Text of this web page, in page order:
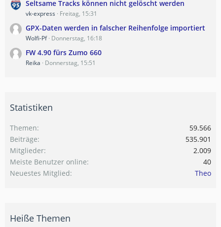
Seltsame Tracks können nicht gelöscht werden
vk-express Freitag, 15:31
GPX-Daten werden in falscher Reihenfolge importiert
Wolfi-Pf Donnerstag, 16:18
FW 4.90 fürs Zumo 660
Reika Donnerstag, 15:51
Statistiken
Themen
59.566
Beiträge
535.901
Mitglieder
2.009
Meiste Benutzer online
40
Neuestes Mitglied
Theo
Heiße Themen